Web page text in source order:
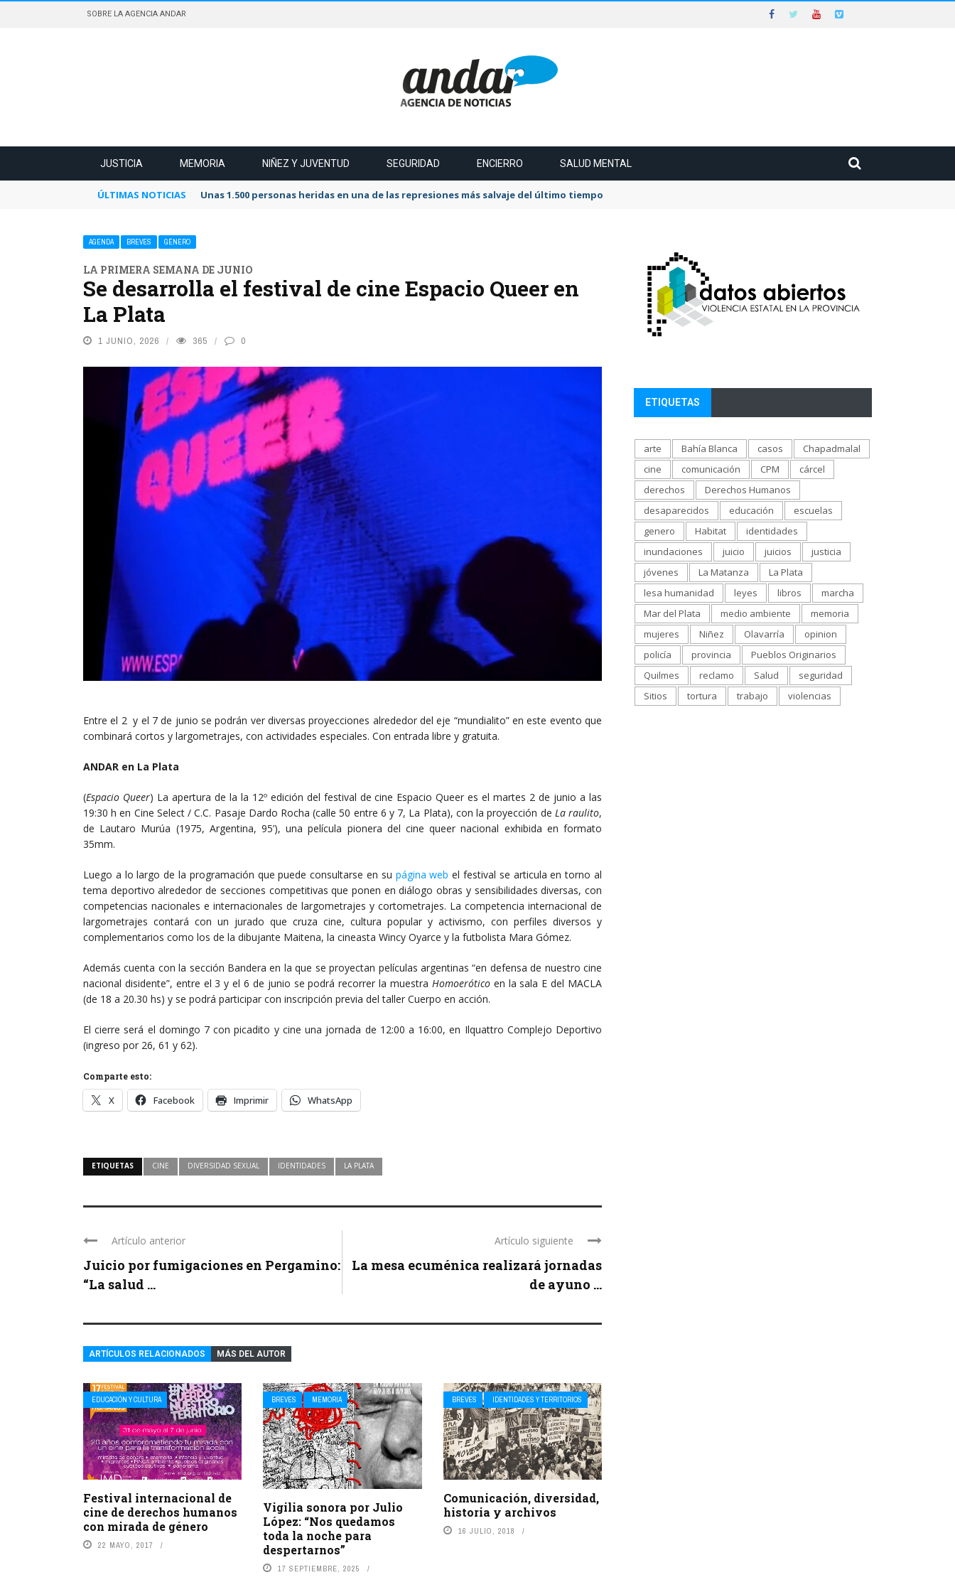
SOBRE LA AGENCIA ANDAR
JUSTICIA MEMORIA NIÑEZ Y JUVENTUD SEGURIDAD ENCIERRO SALUD MENTAL
ÚLTIMAS NOTICIAS Unas 1.500 personas heridas en una de las represiones más salvaje del último tiempo
AGENDA BREVES GÉNERO
LA PRIMERA SEMANA DE JUNIO
Se desarrolla el festival de cine Espacio Queer en
La Plata
1 JUNIO, 2026 365 0
Entre el 2 y el 7 de junio se podrán ver diversas proyecciones alrededor del eje “mundialito” en este evento que
combinará cortos y largometrajes, con actividades especiales. Con entrada libre y gratuita.
ANDAR en La Plata
(Espacio Queer) La apertura de la la 12º edición del festival de cine Espacio Queer es el martes 2 de junio a las
19:30 h en Cine Select / C.C. Pasaje Dardo Rocha (calle 50 entre 6 y 7, La Plata), con la proyección de La raulito,
de Lautaro Murúa (1975, Argentina, 95’), una película pionera del cine queer nacional exhibida en formato
35mm.
Luego a lo largo de la programación que puede consultarse en su página web el festival se articula en torno al
tema deportivo alrededor de secciones competitivas que ponen en diálogo obras y sensibilidades diversas, con
competencias nacionales e internacionales de largometrajes y cortometrajes. La competencia internacional de
largometrajes contará con un jurado que cruza cine, cultura popular y activismo, con perfiles diversos y
complementarios como los de la dibujante Maitena, la cineasta Wincy Oyarce y la futbolista Mara Gómez.
Además cuenta con la sección Bandera en la que se proyectan películas argentinas “en defensa de nuestro cine
nacional disidente”, entre el 3 y el 6 de junio se podrá recorrer la muestra Homoeróticoen la sala E del MACLA
(de 18 a 20.30 hs) y se podrá participar con inscripción previa del taller Cuerpo en acción.
El cierre será el domingo 7 con picadito y cine una jornada de 12:00 a 16:00, en Ilquattro Complejo Deportivo
(ingreso por 26, 61 y 62).
Comparte esto:
X Facebook Imprimir WhatsApp
ETIQUETAS CINE DIVERSIDAD SEXUAL IDENTIDADES LA PLATA
Artículo anterior
Juicio por fumigaciones en Pergamino:
“La salud ...
Artículo siguiente
La mesa ecuménica realizará jornadas
de ayuno ...
ARTÍCULOS RELACIONADOS MÁS DEL AUTOR
EDUCACIÓN Y CULTURA
Festival internacional de
cine de derechos humanos
con mirada de género
22 MAYO, 2017
BREVES MEMORIA
Vigilia sonora por Julio
López: “Nos quedamos
toda la noche para
despertarnos”
17 SEPTIEMBRE, 2025
BREVES IDENTIDADES Y TERRITORIOS
Comunicación, diversidad,
historia y archivos
16 JULIO, 2018
ETIQUETAS
arte Bahía Blanca casos
Chapadmalal
cine
comunicación CPM
cárcel
derechos
Derechos Humanos
desaparecidos
educación
escuelas
genero
Habitat
identidades
inundaciones
juicio juicios
justicia
jóvenes
La Matanza
La Plata
lesa humanidad
leyes libros
marcha
Mar del Plata
medio ambiente
memoria
mujeres
Niñez Olavarría
opinion
policía
provincia
Pueblos Originarios
Quilmes
reclamo Salud
seguridad
Sitios
tortura trabajo violencias